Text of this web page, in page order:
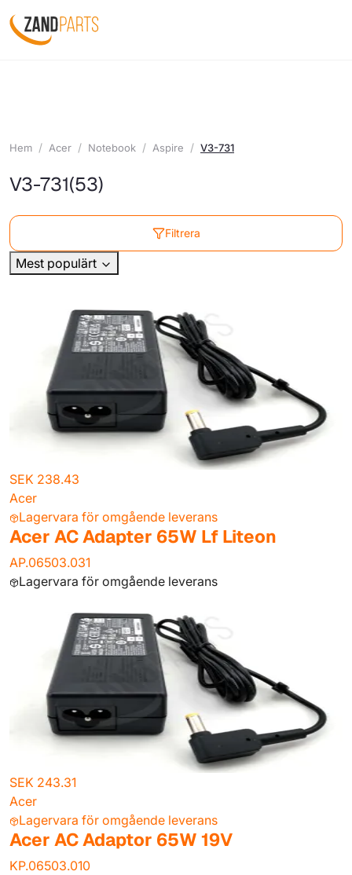
Hem Acer Notebook Aspire V3-731
V3-731(53)
Filtrera
Mest populärt
SEK 238.43
Acer
Lagervara för omgående leverans
Acer AC Adapter 65W Lf Liteon
AP.06503.031
Lagervara för omgående leverans
SEK 243.31
Acer
Lagervara för omgående leverans
Acer AC Adaptor 65W 19V
KP.06503.010